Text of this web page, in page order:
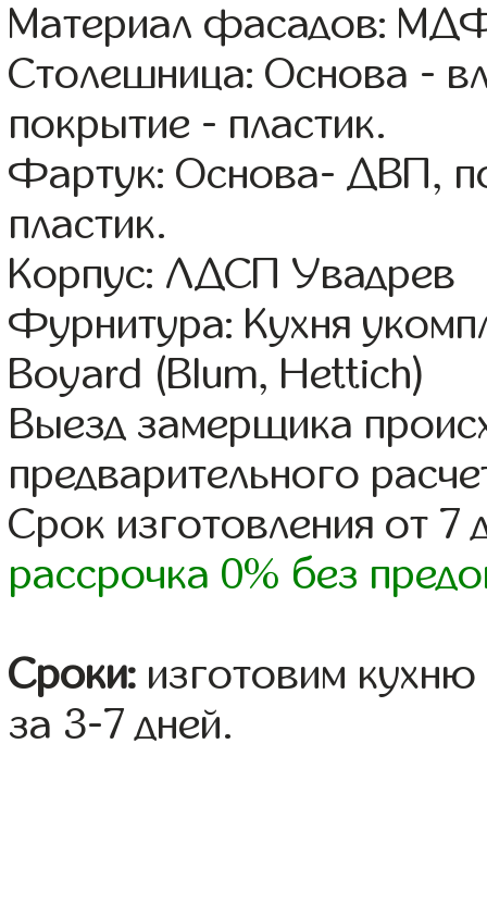
Материал фасадов:
Столешница: Основа -
покрытие - пластик.
Фартук: Основа- ДВП,
пластик.
Корпус: ЛДСП Увадрев
Фурнитура: Кухня
Boyard (Blum, Hettich)
Выезд замерщика
предварительного
Срок изготовления от 7
рассрочка 0% без
Сроки: изготовим
за 3-7 дней.